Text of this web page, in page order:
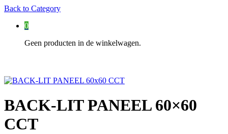
Back to Category
0
Geen producten in de winkelwagen.
BACK-LIT PANEEL 60×60
CCT